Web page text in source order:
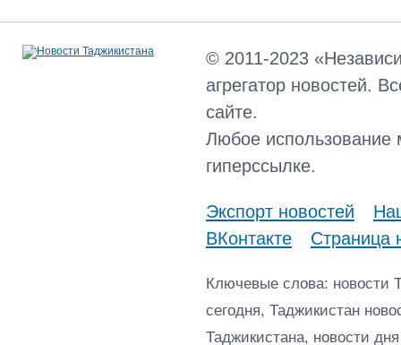
© 2011-2023
агрегатор новостей.
сайте.
Любое использование
гиперссылке.
Экспорт новостей
ВКонтакте
Страница
Ключевые слова: новости
сегодня, Таджикистан
Таджикистана, новости